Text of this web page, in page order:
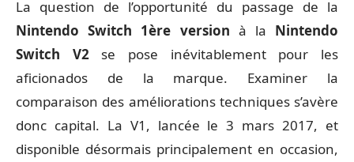
La question de l’opportunité du passage de la
Nintendo Switch 1ère version à la Nintendo
Switch V2se pose inévitablement pour les
aficionados de la marque. Examiner la
comparaison des améliorations techniques s’avère
donc capital. La V1, lancée le 3 mars 2017, et
disponible désormais principalement en occasion,